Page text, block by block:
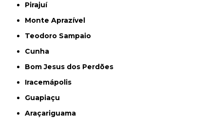
Pirajuí
Monte Aprazível
Teodoro Sampaio
Cunha
Bom Jesus dos Perdões
Iracemápolis
Guapiaçu
Araçariguama